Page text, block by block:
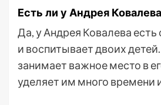
Есть ли у Андрея
Да, у Андрея Ковалева
и воспитывает двоих
занимает важное место в
уделяет им много времени